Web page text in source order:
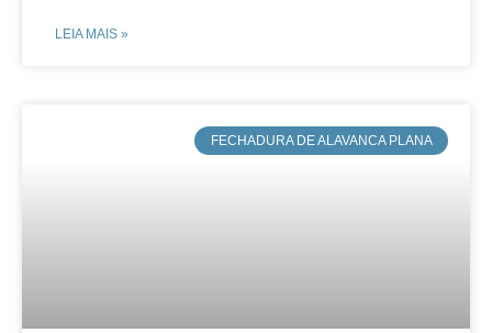
LEIA MAIS »
​FECHADURA DE ALAVANCA PLANA